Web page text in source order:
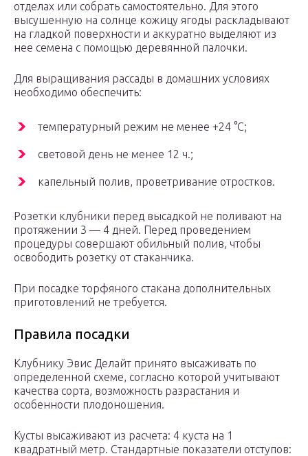
отделах или собрать самостоятельно. Для этого
высушенную на солнце кожицу ягоды раскладывают
на гладкой поверхности и аккуратно выделяют из
нее семена с помощью деревянной палочки.
Для выращивания рассады в домашних условиях
необходимо обеспечить:
температурный режим не менее +24 °C;
световой день не менее 12 ч.;
капельный полив, проветривание отростков.
Розетки клубники перед высадкой не поливают на
протяжении 3 — 4 дней. Перед проведением
процедуры совершают обильный полив, чтобы
освободить розетку от стаканчика.
При посадке торфяного стакана дополнительных
приготовлений не требуется.
Правила посадки
Клубнику Эвис Делайт принято высаживать по
определенной схеме, согласно которой учитывают
качества сорта, возможность разрастания и
особенности плодоношения.
Кусты высаживают из расчета: 4 куста на 1
квадратный метр. Стандартные показатели отступов: